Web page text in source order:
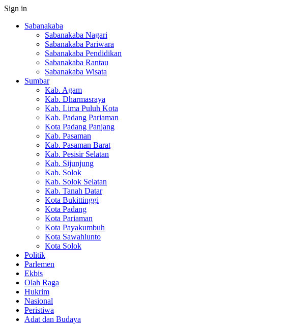
Sign in
Sabanakaba
Sabanakaba Nagari
Sabanakaba Pariwara
Sabanakaba Pendidikan
Sabanakaba Rantau
Sabanakaba Wisata
Sumbar
Kab. Agam
Kab. Dharmasraya
Kab. Lima Puluh Kota
Kab. Padang Pariaman
Kota Padang Panjang
Kab. Pasaman
Kab. Pasaman Barat
Kab. Pesisir Selatan
Kab. Sijunjung
Kab. Solok
Kab. Solok Selatan
Kab. Tanah Datar
Kota Bukittinggi
Kota Padang
Kota Pariaman
Kota Payakumbuh
Kota Sawahlunto
Kota Solok
Politik
Parlemen
Ekbis
Olah Raga
Hukrim
Nasional
Peristiwa
Adat dan Budaya